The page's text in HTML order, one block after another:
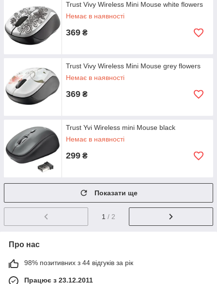
Trust Vivy Wireless Mini Mouse white flowers
Немає в наявності
369 ₴
Trust Vivy Wireless Mini Mouse grey flowers
Немає в наявності
369 ₴
Trust Yvi Wireless mini Mouse black
Немає в наявності
299 ₴
Показати ще
1 / 2
Про нас
98% позитивних з 44 відгуків за рік
Працює з 23.12.2011